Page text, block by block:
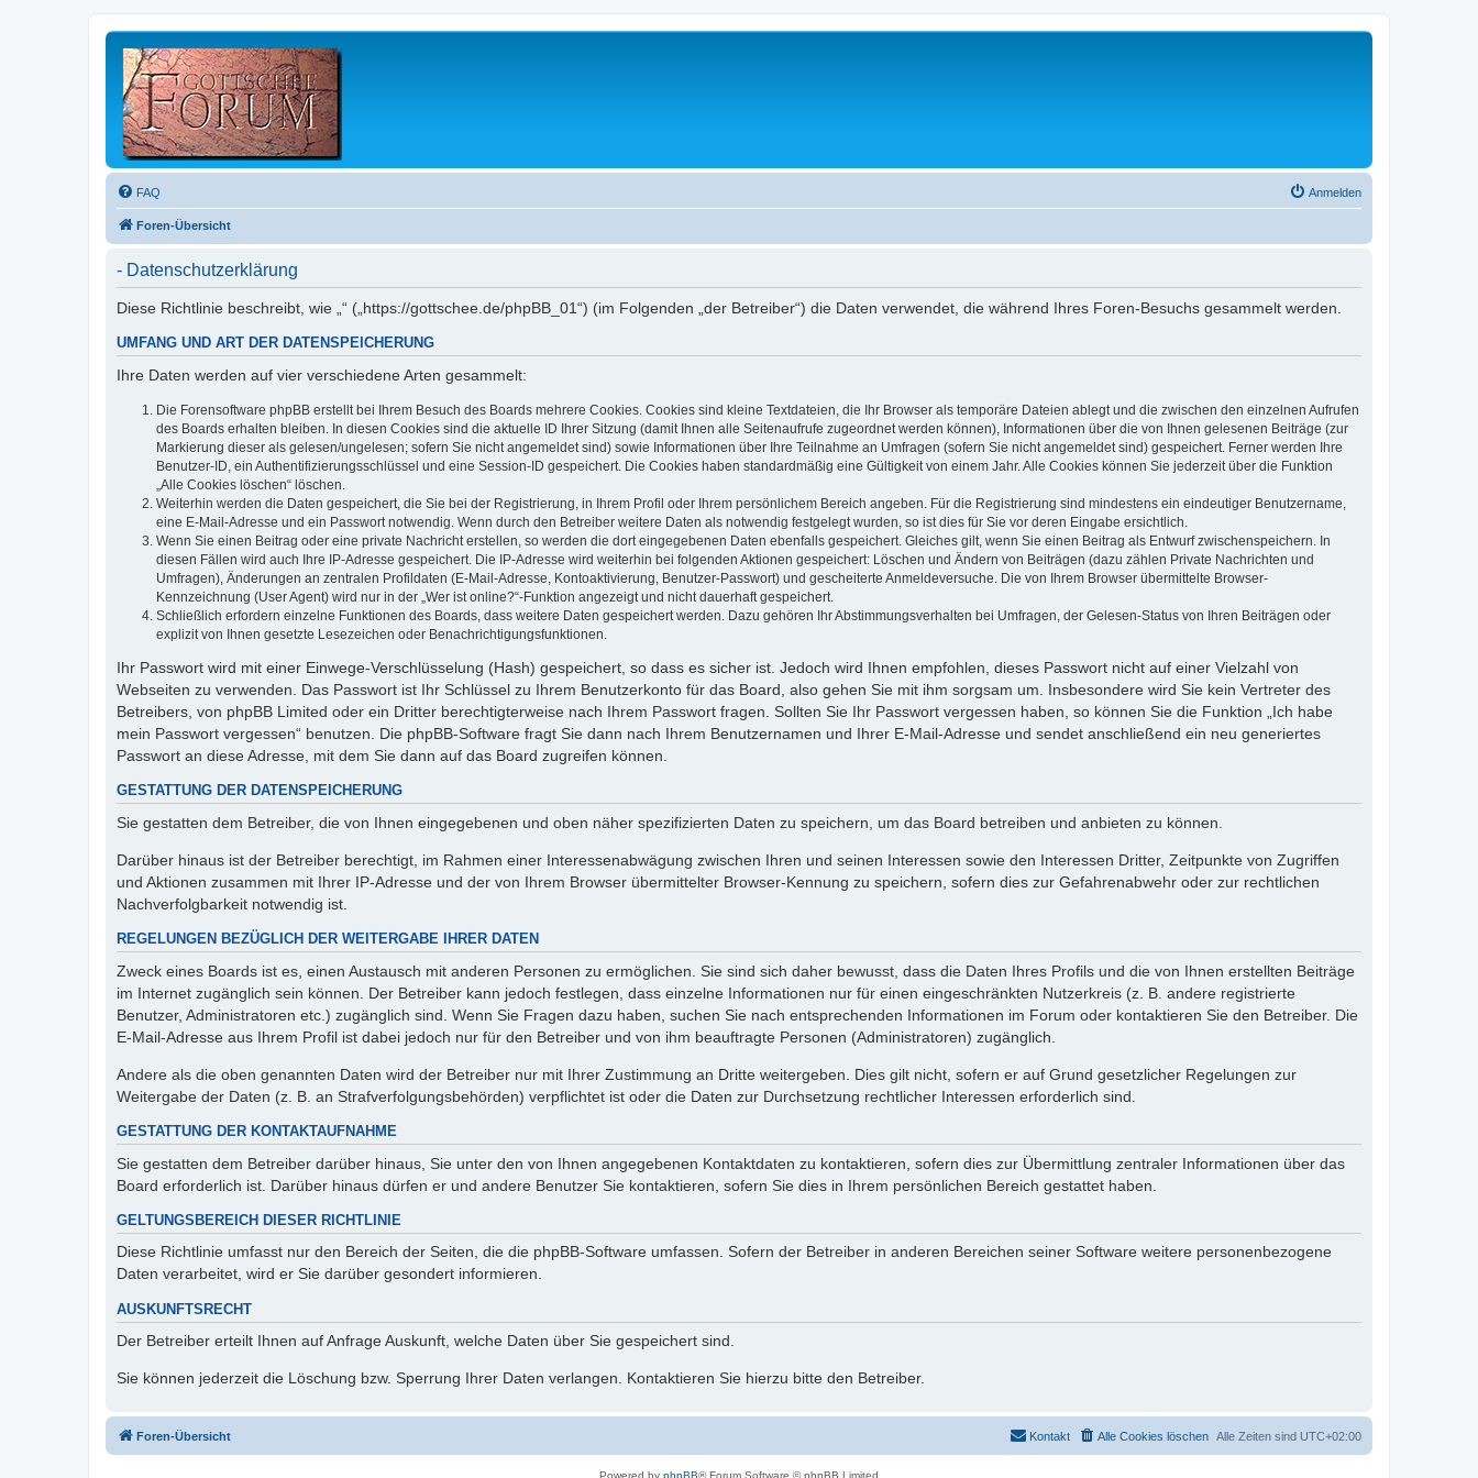
FAQ Anmelden
Foren-Übersicht
- Datenschutzerklärung
Diese Richtlinie beschreibt, wie „“ („https://gottschee.de/phpBB_01“) (im Folgenden „der Betreiber“) die Daten verwendet, die während Ihres Foren-Besuchs gesammelt werden.
UMFANG UND ART DER DATENSPEICHERUNG
Ihre Daten werden auf vier verschiedene Arten gesammelt:
Die Forensoftware phpBB erstellt bei Ihrem Besuch des Boards mehrere Cookies. Cookies sind kleine Textdateien, die Ihr Browser als temporäre Dateien ablegt und die zwischen den einzelnen Aufrufen
des Boards erhalten bleiben. In diesen Cookies sind die aktuelle ID Ihrer Sitzung (damit Ihnen alle Seitenaufrufe zugeordnet werden können), Informationen über die von Ihnen gelesenen Beiträge (zur
Markierung dieser als gelesen/ungelesen; sofern Sie nicht angemeldet sind) sowie Informationen über Ihre Teilnahme an Umfragen (sofern Sie nicht angemeldet sind) gespeichert. Ferner werden Ihre
Benutzer-ID, ein Authentifizierungsschlüssel und eine Session-ID gespeichert. Die Cookies haben standardmäßig eine Gültigkeit von einem Jahr. Alle Cookies können Sie jederzeit über die Funktion
„Alle Cookies löschen“ löschen.
Weiterhin werden die Daten gespeichert, die Sie bei der Registrierung, in Ihrem Profil oder Ihrem persönlichem Bereich angeben. Für die Registrierung sind mindestens ein eindeutiger Benutzername,
eine E-Mail-Adresse und ein Passwort notwendig. Wenn durch den Betreiber weitere Daten als notwendig festgelegt wurden, so ist dies für Sie vor deren Eingabe ersichtlich.
Wenn Sie einen Beitrag oder eine private Nachricht erstellen, so werden die dort eingegebenen Daten ebenfalls gespeichert. Gleiches gilt, wenn Sie einen Beitrag als Entwurf zwischenspeichern. In
diesen Fällen wird auch Ihre IP-Adresse gespeichert. Die IP-Adresse wird weiterhin bei folgenden Aktionen gespeichert: Löschen und Ändern von Beiträgen (dazu zählen Private Nachrichten und
Umfragen), Änderungen an zentralen Profildaten (E-Mail-Adresse, Kontoaktivierung, Benutzer-Passwort) und gescheiterte Anmeldeversuche. Die von Ihrem Browser übermittelte Browser-
Kennzeichnung (User Agent) wird nur in der „Wer ist online?“-Funktion angezeigt und nicht dauerhaft gespeichert.
Schließlich erfordern einzelne Funktionen des Boards, dass weitere Daten gespeichert werden. Dazu gehören Ihr Abstimmungsverhalten bei Umfragen, der Gelesen-Status von Ihren Beiträgen oder
explizit von Ihnen gesetzte Lesezeichen oder Benachrichtigungsfunktionen.
Ihr Passwort wird mit einer Einwege-Verschlüsselung (Hash) gespeichert, so dass es sicher ist. Jedoch wird Ihnen empfohlen, dieses Passwort nicht auf einer Vielzahl von
Webseiten zu verwenden. Das Passwort ist Ihr Schlüssel zu Ihrem Benutzerkonto für das Board, also gehen Sie mit ihm sorgsam um. Insbesondere wird Sie kein Vertreter des
Betreibers, von phpBB Limited oder ein Dritter berechtigterweise nach Ihrem Passwort fragen. Sollten Sie Ihr Passwort vergessen haben, so können Sie die Funktion „Ich habe
mein Passwort vergessen“ benutzen. Die phpBB-Software fragt Sie dann nach Ihrem Benutzernamen und Ihrer E-Mail-Adresse und sendet anschließend ein neu generiertes
Passwort an diese Adresse, mit dem Sie dann auf das Board zugreifen können.
GESTATTUNG DER DATENSPEICHERUNG
Sie gestatten dem Betreiber, die von Ihnen eingegebenen und oben näher spezifizierten Daten zu speichern, um das Board betreiben und anbieten zu können.
Darüber hinaus ist der Betreiber berechtigt, im Rahmen einer Interessenabwägung zwischen Ihren und seinen Interessen sowie den Interessen Dritter, Zeitpunkte von Zugriffen
und Aktionen zusammen mit Ihrer IP-Adresse und der von Ihrem Browser übermittelter Browser-Kennung zu speichern, sofern dies zur Gefahrenabwehr oder zur rechtlichen
Nachverfolgbarkeit notwendig ist.
REGELUNGEN BEZÜGLICH DER WEITERGABE IHRER DATEN
Zweck eines Boards ist es, einen Austausch mit anderen Personen zu ermöglichen. Sie sind sich daher bewusst, dass die Daten Ihres Profils und die von Ihnen erstellten Beiträge
im Internet zugänglich sein können. Der Betreiber kann jedoch festlegen, dass einzelne Informationen nur für einen eingeschränkten Nutzerkreis (z. B. andere registrierte
Benutzer, Administratoren etc.) zugänglich sind. Wenn Sie Fragen dazu haben, suchen Sie nach entsprechenden Informationen im Forum oder kontaktieren Sie den Betreiber. Die
E-Mail-Adresse aus Ihrem Profil ist dabei jedoch nur für den Betreiber und von ihm beauftragte Personen (Administratoren) zugänglich.
Andere als die oben genannten Daten wird der Betreiber nur mit Ihrer Zustimmung an Dritte weitergeben. Dies gilt nicht, sofern er auf Grund gesetzlicher Regelungen zur
Weitergabe der Daten (z. B. an Strafverfolgungsbehörden) verpflichtet ist oder die Daten zur Durchsetzung rechtlicher Interessen erforderlich sind.
GESTATTUNG DER KONTAKTAUFNAHME
Sie gestatten dem Betreiber darüber hinaus, Sie unter den von Ihnen angegebenen Kontaktdaten zu kontaktieren, sofern dies zur Übermittlung zentraler Informationen über das
Board erforderlich ist. Darüber hinaus dürfen er und andere Benutzer Sie kontaktieren, sofern Sie dies in Ihrem persönlichen Bereich gestattet haben.
GELTUNGSBEREICH DIESER RICHTLINIE
Diese Richtlinie umfasst nur den Bereich der Seiten, die die phpBB-Software umfassen. Sofern der Betreiber in anderen Bereichen seiner Software weitere personenbezogene
Daten verarbeitet, wird er Sie darüber gesondert informieren.
AUSKUNFTSRECHT
Der Betreiber erteilt Ihnen auf Anfrage Auskunft, welche Daten über Sie gespeichert sind.
Sie können jederzeit die Löschung bzw. Sperrung Ihrer Daten verlangen. Kontaktieren Sie hierzu bitte den Betreiber.
Foren-Übersicht Alle Zeiten sind UTC+02:00
Alle Cookies löschen
Kontakt
Powered by phpBB® Forum Software © phpBB Limited